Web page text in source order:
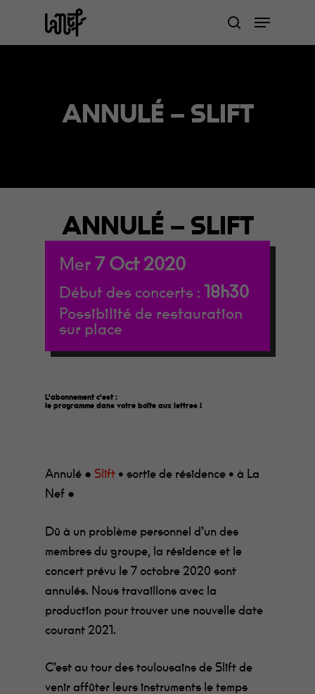
main
search
Menu
ANNULÉ – SLIFT
ANNULÉ – SLIFT
Mer 7 Oct 2020
Début des concerts : 18h30
Possibilité de restauration
sur place
L'abonnement c'est :
le programme dans votre boîte aux lettres !
Annulé ●Slift • sortie de résidence • à La
Nef ●
Dû à un problème personnel d’un des
membres du groupe, la résidence et le
concert prévu le 7 octobre 2020 sont
annulés. Nous travaillons avec la
production pour trouver une nouvelle date
courant 2021.
C’est au tour des toulousains de Slift de
venir affûter leurs instruments le temps
Close